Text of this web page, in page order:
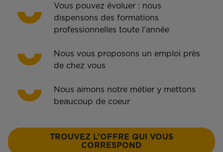
Vous pouvez évoluer : nous
dispensons des formations
professionnelles toute l’année
Nous vous proposons un emploi près
de chez vous
Nous aimons notre métier y mettons
beaucoup de coeur
TROUVEZ L’OFFRE QUI VOUS
CORRESPOND